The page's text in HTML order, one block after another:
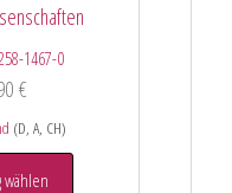
1467-0
€
(D, A, CH)
wählen